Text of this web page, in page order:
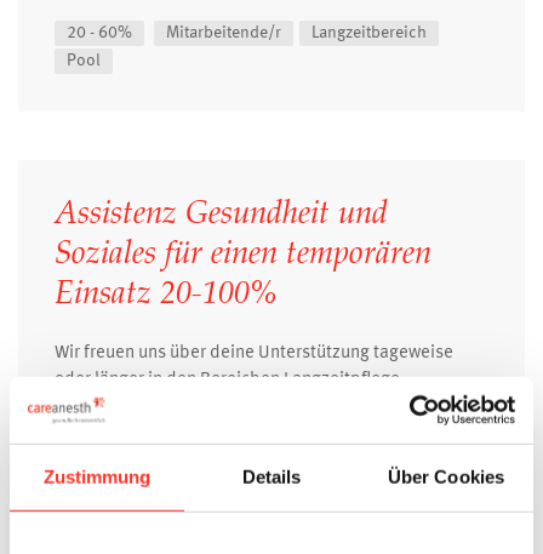
Zustimmung Details Über Cookies
20 - 60% Mitarbeitende/r
Langzeitbereich
Pool
Assistenz Gesundheit und
Soziales für einen temporären
Einsatz 20-100%
Wir freuen uns über deine Unterstützung tageweise
oder länger in den Bereichen Langzeitpflege,
Sondereinrichtungen, Psychiatrie und in der Spitex
20 - 100% Mitarbeitende/r
Langzeitbereich